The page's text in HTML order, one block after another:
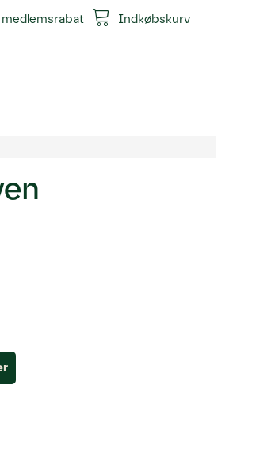
Indkøbskurv
medlemsrabat